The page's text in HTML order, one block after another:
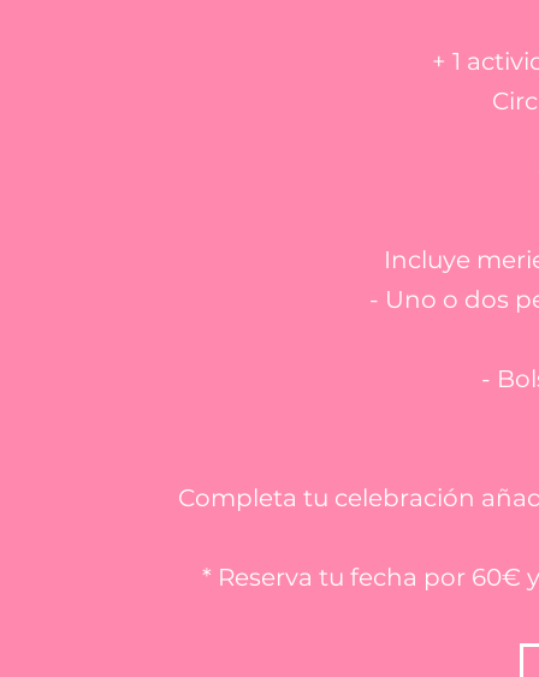
+ 1
Incluye
- Uno o dos
-
Completa tu celebración
* Reserva tu fecha por 60€